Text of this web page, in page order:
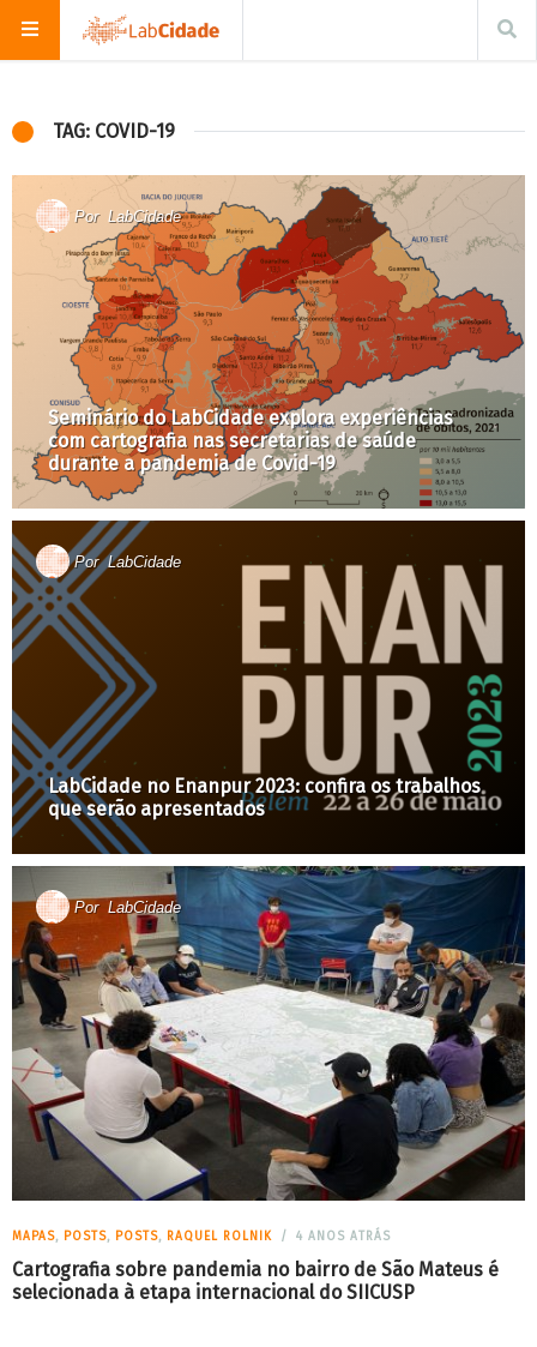
TAG: COVID-19
Por LabCidade
Seminário do LabCidade explora experiências
com cartografia nas secretarias de saúde
durante a pandemia de Covid-19
PorLabCidade
LabCidade no Enanpur 2023: confira os trabalhos
que serão apresentados
Por LabCidade
MAPAS, POSTS, POSTS, RAQUEL ROLNIK 4 ANOS ATRÁS
Cartografia sobre pandemia no bairro de São Mateus é
selecionada à etapa internacional do SIICUSP